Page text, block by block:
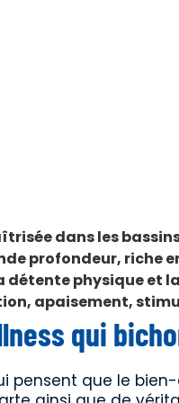
dans les
profondeur, riche
détente physique et
apaisement,
qui
pensent que le